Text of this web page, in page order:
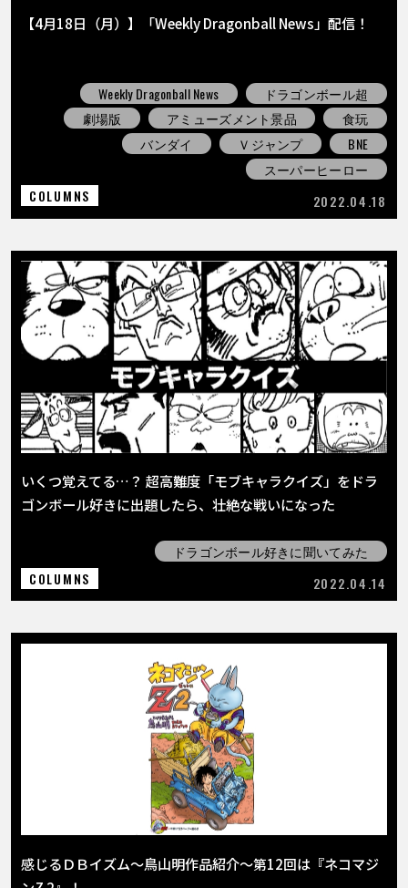
【4月18日（月）】「Weekly Dragonball News」配信！
Weekly Dragonball News
ドラゴンボール超
劇場版
アミューズメント景品
食玩
バンダイ
Ｖジャンプ
BNE
スーパーヒーロー
COLUMNS
2022.04.18
いくつ覚えてる…？ 超高難度「モブキャラクイズ」をドラ
ゴンボール好きに出題したら、壮絶な戦いになった
ドラゴンボール好きに聞いてみた
COLUMNS
2022.04.14
感じるＤＢイズム～鳥山明作品紹介～第12回は『ネコマジ